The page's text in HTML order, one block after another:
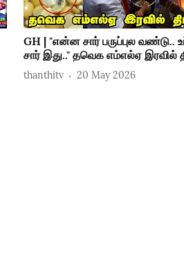
GH | "என்ன சார் பருப்புல வண்டு..
சார் இது.." தவெக எம்எல்ஏ இரவில்
thanthitv 20 May 2026